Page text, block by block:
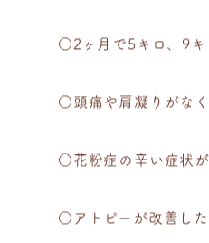
○2ヶ月で5キロ、9キ
○頭痛や肩凝りがな
○花粉症の辛い症状
○アトピーが改善した